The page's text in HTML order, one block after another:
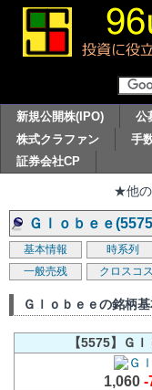
新規公開株(IPO) 公
株式クラファン
手
証券会社CP
★他の
Ｇｌｏｂｅｅ
基本情報 時系列
一般売残
クロスコ
Ｇｌｏｂｅｅの銘柄
【5575】Ｇ
1,060 -